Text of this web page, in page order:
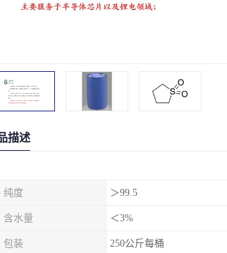
描述
纯度 ＞99.5
含水量 ＜3%
包装 250公斤每桶